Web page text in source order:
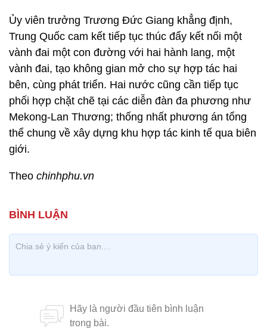
Ủy viên trưởng Trương Đức Giang khẳng định,
Trung Quốc cam kết tiếp tục thúc đẩy kết nối một
vành đai một con đường với hai hành lang, một
vành đai, tạo không gian mở cho sự hợp tác hai
bên, cùng phát triển. Hai nước cũng cần tiếp tục
phối hợp chặt chẽ tại các diễn đàn đa phương như
Mekong-Lan Thương; thống nhất phương án tổng
thể chung về xây dựng khu hợp tác kinh tế qua biên
giới.
Theo chinhphu.vn